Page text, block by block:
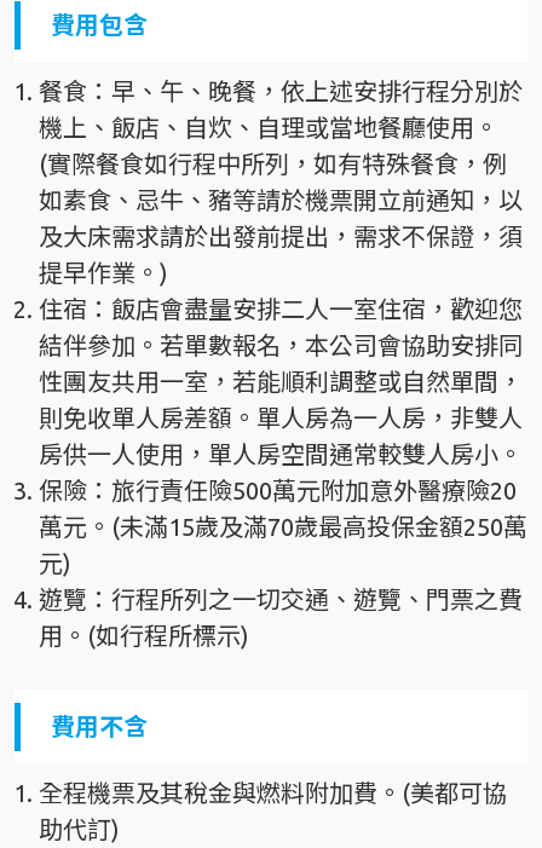
費用包含
餐食：早、午、晚餐，依上述安排行程分別於
機上、飯店、自炊、自理或當地餐廳使用。
(實際餐食如行程中所列，如有特殊餐食，例
如素食、忌牛、豬等請於機票開立前通知，以
及大床需求請於出發前提出，需求不保證，須
提早作業。)
住宿：飯店會盡量安排二人一室住宿，歡迎您
結伴參加。若單數報名，本公司會協助安排同
性團友共用一室，若能順利調整或自然單間，
則免收單人房差額。單人房為一人房，非雙人
房供一人使用，單人房空間通常較雙人房小。
保險：旅行責任險500萬元附加意外醫療險20
萬元。(未滿15歲及滿70歲最高投保金額250萬
元)
遊覽：行程所列之一切交通、遊覽、門票之費
用。(如行程所標示)
費用不含
全程機票及其稅金與燃料附加費。(美都可協
助代訂)